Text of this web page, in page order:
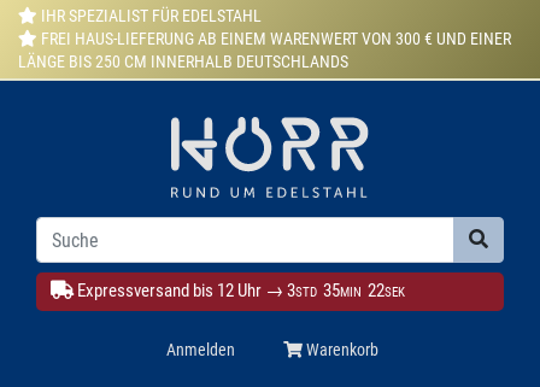
IHR SPEZIALIST FÜR EDELSTAHL
FREI HAUS-LIEFERUNG AB EINEM WARENWERT VON 300 € UND EINER
LÄNGE BIS 250 CM INNERHALB DEUTSCHLANDS
Expressversand bis 12 Uhr → 3STD 35MIN 21SEK
Anmelden Warenkorb